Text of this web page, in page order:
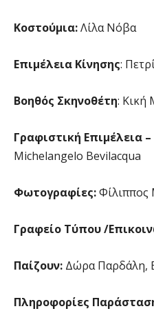
Κοστούμια:Λίλα Νόβα
Επιμέλεια Κίνησης:
Βοηθός Σκηνοθέτη: Κική
Γραφιστική Επιμέλεια
Michelangelo Bevilacqua
Φωτογραφίες:Φίλιππος
Γραφείο Τύπου /
Παίζουν: Δώρα Παρδάλη,
Πληροφορίες